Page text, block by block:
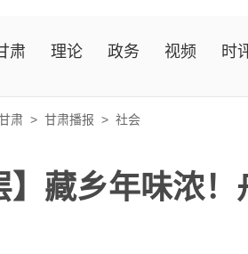
肃 理论 政务 视频 时
肃 > 甘肃播报 > 社会
】藏乡年味浓